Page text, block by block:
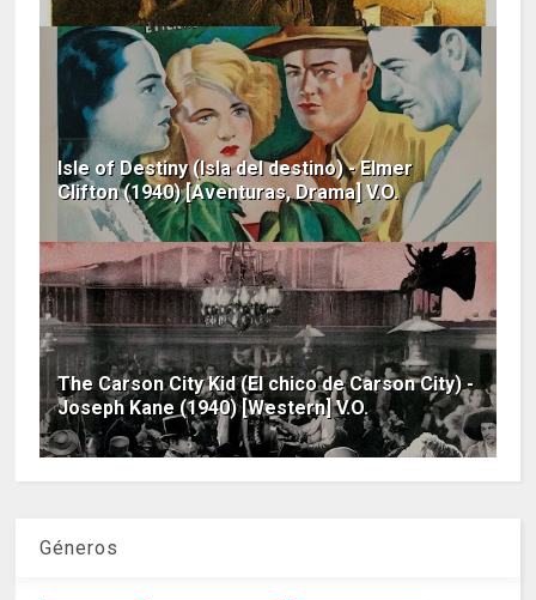
Isle of Destiny (Isla del destino) - Elmer
Clifton (1940) [Aventuras, Drama] V.O.
The Carson City Kid (El chico de Carson City) -
Joseph Kane (1940) [Western] V.O.
Géneros